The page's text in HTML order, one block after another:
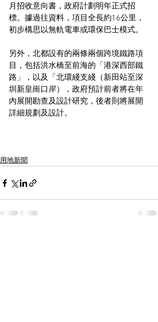
月招收意向書，政府計劃明年正式招
標。據過往資料，項目全長約16公里，
初步構思以無軌電車或環保巴士模式。
另外，北都設有的兩條兩個跨境鐵路項
目，包括洪水橋至前海的「港深西部鐵
路」，以及「北環綫支綫（新田站至深
圳新皇崗口岸），政府預計前者將在年
內展開勘查及設計研究，後者則將展開
詳細規劃及設計。
用地新聞